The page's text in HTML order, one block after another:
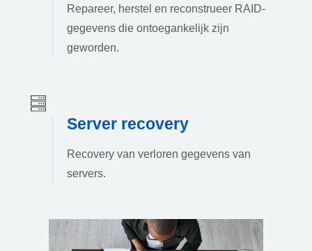
Repareer, herstel en reconstrueer RAID-
gegevens die ontoegankelijk zijn
geworden.
Server recovery
Recovery van verloren gegevens van
servers.